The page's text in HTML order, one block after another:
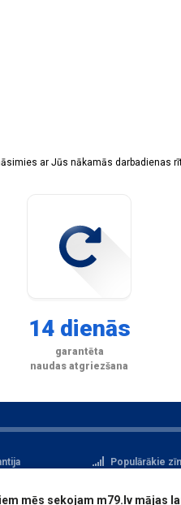
ar Jūs nākamās darbadienas
14 dienās
garantēta
naudas atgriezšana
Populārākie
aizsardzība
Reģistrācija
mēs sekojam m79.lv mājas